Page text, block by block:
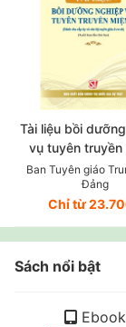
Tài liệu bồi
vụ tuyên truyền
(Dành cho cấp
bộ tuyên giáo ở
(Xuất bản lần
Ban Tuyên giáo
Đảng
Chỉ từ
Sách nổi bật
Ebook